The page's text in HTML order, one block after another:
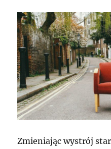
Zmieniając wystrój